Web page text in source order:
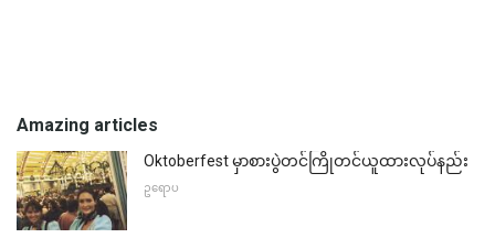
Amazing articles
Oktoberfest မှာစားပွဲတင်ကြိုတင်ယူထားလုပ်နည်း
ဥရောပ